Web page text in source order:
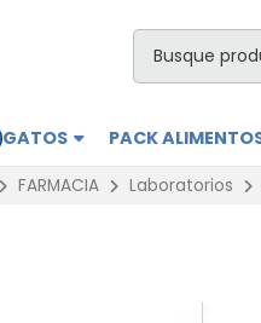
GATOS PACK
FARMACIA Laboratorios